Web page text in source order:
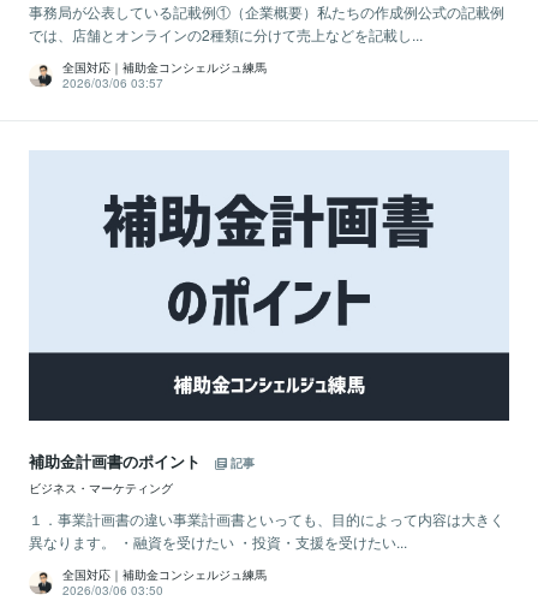
事務局が公表している記載例①（企業概要）私たちの作成例公式の記載例
では、店舗とオンラインの2種類に分けて売上などを記載し...
全国対応｜補助金コンシェルジュ練馬
2026/03/06 03:57
補助金計画書のポイント
記事
ビジネス・マーケティング
１．事業計画書の違い事業計画書といっても、目的によって内容は大きく
異なります。 ・融資を受けたい ・投資・支援を受けたい...
全国対応｜補助金コンシェルジュ練馬
2026/03/06 03:50